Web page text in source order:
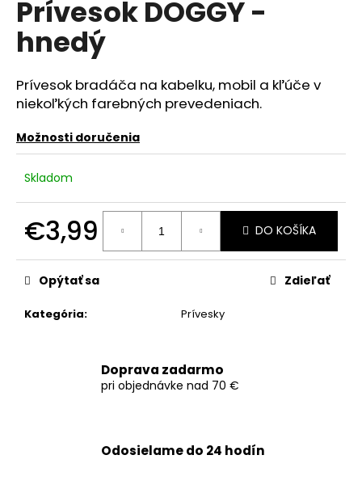
Prívesok DOGGY -
hnedý
Prívesok bradáča na kabelku, mobil a kľúče v
niekoľkých farebných prevedeniach.
Možnosti doručenia
Skladom
€3,99
cena:
DO KOŠÍKA
Kategória: Prívesky
Opýtať sa Zdieľať
Doprava zadarmo
pri objednávke nad 70 €
Odosielame do 24 hodín
á
ť
?
O
d
o